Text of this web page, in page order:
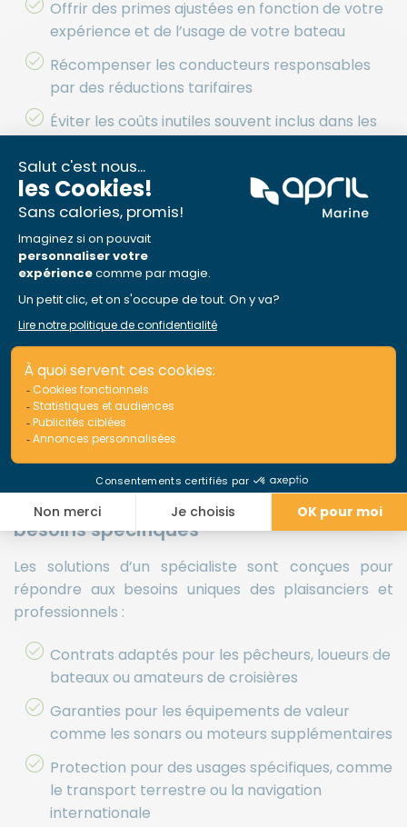
Offrir des primes ajustées en fonction de votre
expérience et de l’usage de votre bateau
Récompenser les conducteurs responsables
par des réductions tarifaires
Éviter les coûts inutiles souvent inclus dans les
2. Économies sur le long terme grâce à
des solutions adaptées
Un assureur spécialisé vous aide à anticiper les
imprévus et à limiter les frais futurs. Voici comment :
Prévention des risques grâce à des conseils
personnalisés pour protéger votre bateau
Accès à un réseau de partenaires, réduisant les
coûts de réparation ou de dépannage
Gestion rapide des sinistres, évitant les longues
3. Une couverture rentable pour des
besoins spécifiques
Les solutions d’un spécialiste sont conçues pour
répondre aux besoins uniques des plaisanciers et
professionnels :
Contrats adaptés pour les pêcheurs, loueurs de
bateaux ou amateurs de croisières
Garanties pour les équipements de valeur
comme les sonars ou moteurs supplémentaires
Protection pour des usages spécifiques, comme
le transport terrestre ou la navigation
internationale